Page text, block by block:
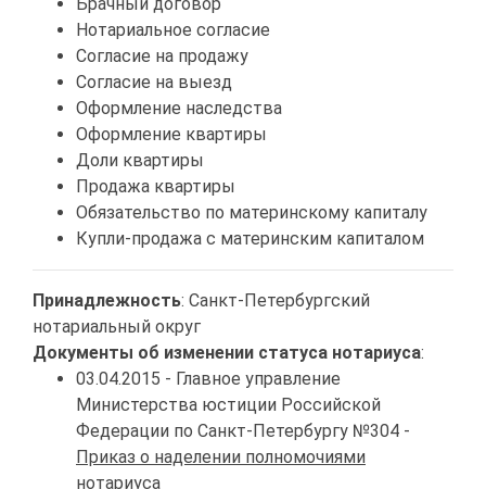
Нотариальное согласие
Согласие на продажу
Согласие на выезд
Оформление наследства
Оформление квартиры
Доли квартиры
Продажа квартиры
Обязательство по материнскому капиталу
Купли-продажа с материнским капиталом
Принадлежность: Санкт-Петербургский
нотариальный округ
Документы об изменении статуса нотариуса:
03.04.2015 - Главное управление
Министерства юстиции Российской
Федерации по Санкт-Петербургу №304 -
Приказ о наделении полномочиями
нотариуса